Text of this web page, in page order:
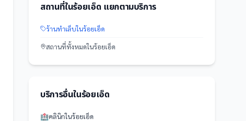
สถานที่ในร้อยเอ็ด แยกตามบริการ
ร้านทำเล็บในร้อยเอ็ด
สถานที่ทั้งหมดในร้อยเอ็ด
บริการอื่นในร้อยเอ็ด
🏥คลินิกในร้อยเอ็ด